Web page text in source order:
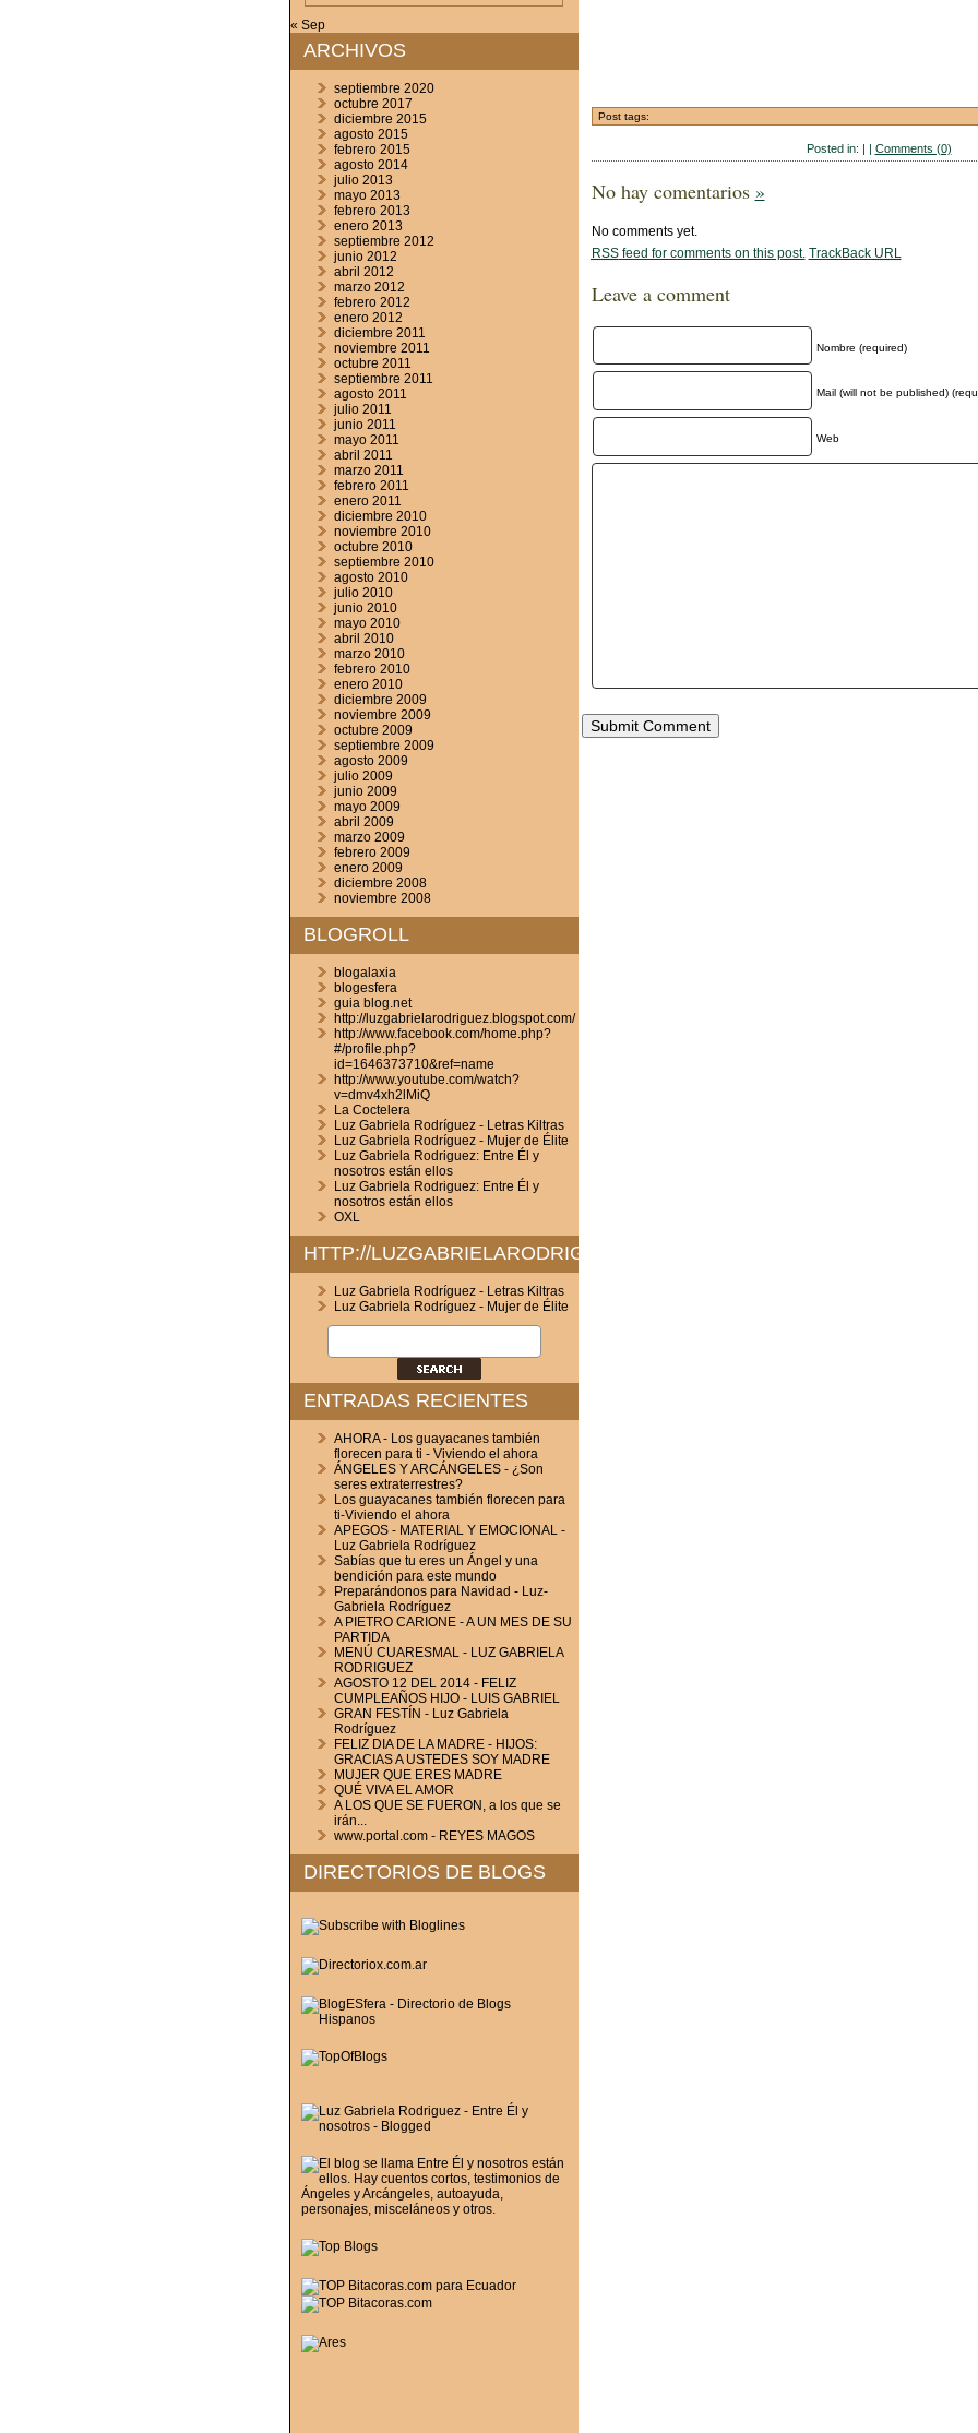
« Sep
ARCHIVOS
septiembre 2020
octubre 2017
diciembre 2015
agosto 2015
febrero 2015
agosto 2014
julio 2013
mayo 2013
febrero 2013
enero 2013
septiembre 2012
junio 2012
abril 2012
marzo 2012
febrero 2012
enero 2012
diciembre 2011
noviembre 2011
octubre 2011
septiembre 2011
agosto 2011
julio 2011
junio 2011
mayo 2011
abril 2011
marzo 2011
febrero 2011
enero 2011
diciembre 2010
noviembre 2010
octubre 2010
septiembre 2010
agosto 2010
julio 2010
junio 2010
mayo 2010
abril 2010
marzo 2010
febrero 2010
enero 2010
diciembre 2009
noviembre 2009
octubre 2009
septiembre 2009
agosto 2009
julio 2009
junio 2009
mayo 2009
abril 2009
marzo 2009
febrero 2009
enero 2009
diciembre 2008
noviembre 2008
BLOGROLL
blogalaxia
blogesfera
guia blog.net
http://luzgabrielarodriguez.blogspot.com/
http://www.facebook.com/home.php?
#/profile.php?
id=1646373710&ref=name
http://www.youtube.com/watch?
v=dmv4xh2lMiQ
La Coctelera
Luz Gabriela Rodríguez - Letras Kiltras
Luz Gabriela Rodríguez - Mujer de Élite
Luz Gabriela Rodriguez: Entre Él y
nosotros están ellos
Luz Gabriela Rodriguez: Entre Él y
nosotros están ellos
OXL
HTTP://LUZGABRIELARODRIGUEZ.BLOGSPOT.COM/
Luz Gabriela Rodríguez - Letras Kiltras
Luz Gabriela Rodríguez - Mujer de Élite
ENTRADAS RECIENTES
AHORA - Los guayacanes también
florecen para ti - Viviendo el ahora
ÁNGELES Y ARCÁNGELES - ¿Son
seres extraterrestres?
Los guayacanes también florecen para
ti-Viviendo el ahora
APEGOS - MATERIAL Y EMOCIONAL -
Luz Gabriela Rodríguez
Sabías que tu eres un Ángel y una
bendición para este mundo
Preparándonos para Navidad - Luz-
Gabriela Rodríguez
A PIETRO CARIONE - A UN MES DE SU
PARTIDA
MENÚ CUARESMAL - LUZ GABRIELA
RODRIGUEZ
AGOSTO 12 DEL 2014 - FELIZ
CUMPLEAÑOS HIJO - LUIS GABRIEL
GRAN FESTÍN - Luz Gabriela
Rodríguez
FELIZ DIA DE LA MADRE - HIJOS:
GRACIAS A USTEDES SOY MADRE
MUJER QUE ERES MADRE
QUÉ VIVA EL AMOR
A LOS QUE SE FUERON, a los que se
irán...
www.portal.com - REYES MAGOS
DIRECTORIOS DE BLOGS
Post tags:
Posted in: | | Comments (0)
No hay comentarios »
No comments yet.
RSSfeed for comments on this post. TrackBack URL
Leave a comment
Nombre (required)
Mail (will not be published)
Web